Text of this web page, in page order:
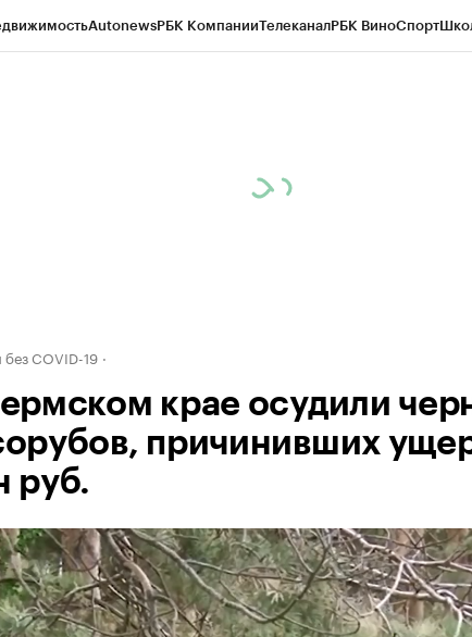
AutonewsРБК КомпанииТелеканалРБК ВиноСпорт
COVID-19
крае осудили
причинивших
руб.